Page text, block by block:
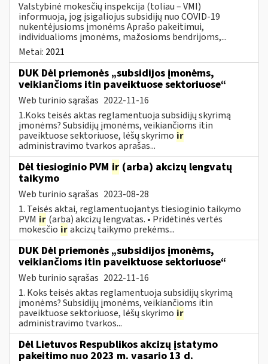
Valstybinė mokesčių inspekcija (toliau – VMI)
informuoja, jog įsigaliojus subsidijų nuo COVID-19
nukentėjusioms įmonėms Aprašo pakeitimui,
individualioms įmonėms, mažosioms bendrijoms,...
Metai: 2021
DUK Dėl priemonės „subsidijos įmonėms,
veikiančioms itin paveiktuose sektoriuose“
Web turinio sąrašas 2022-11-16
1.Koks teisės aktas reglamentuoja subsidijų skyrimą
įmonėms? Subsidijų įmonėms, veikiančioms itin
paveiktuose sektoriuose, lėšų skyrimo ir
administravimo tvarkos aprašas...
Dėl tiesioginio PVM ir (arba) akcizų lengvatų
taikymo
Web turinio sąrašas 2023-08-28
1. Teisės aktai, reglamentuojantys tiesioginio taikymo
PVM ir (arba) akcizų lengvatas. • Pridėtinės vertės
mokesčio irakcizų taikymo prekėms...
DUK Dėl priemonės „subsidijos įmonėms,
veikiančioms itin paveiktuose sektoriuose“
Web turinio sąrašas 2022-11-16
1. Koks teisės aktas reglamentuoja subsidijų skyrimą
įmonėms? Subsidijų įmonėms, veikiančioms itin
paveiktuose sektoriuose, lėšų skyrimo ir
administravimo tvarkos...
Dėl Lietuvos Respublikos akcizų įstatymo
pakeitimo nuo 2023 m. vasario 13 d.